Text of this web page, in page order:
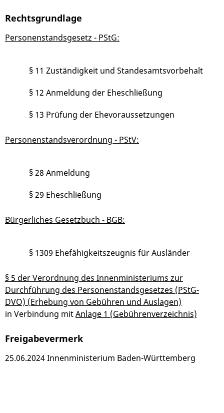
Rechtsgrundlage
Personenstandsgesetz - PStG:
§ 11 Zuständigkeit und Standesamtsvorbehalt
§ 12 Anmeldung der Eheschließung
§ 13 Prüfung der Ehevoraussetzungen
Personenstandsverordnung - PStV:
§ 28 Anmeldung
§ 29 Eheschließung
Bürgerliches Gesetzbuch - BGB:
§ 1309 Ehefähigkeitszeugnis für Ausländer
§ 5 der Verordnung des Innenministeriums zur
Durchführung des Personenstandsgesetzes (PStG-
DVO) (Erhebung von Gebühren und Auslagen)
in Verbindung mitAnlage 1 (Gebührenverzeichnis)
Freigabevermerk
25.06.2024 Innenministerium Baden-Württemberg